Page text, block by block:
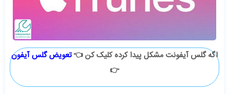
اگه گلس آیفونت مشکل پیدا کرده کلیک کن 👈تعویض گلس آیفون
👉